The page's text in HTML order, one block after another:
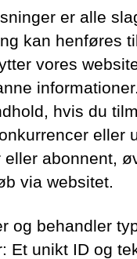
er alle
kan henføres
vores
hvis du
eller
eller abonnent,
via websitet.
og behandler
Et unikt ID og